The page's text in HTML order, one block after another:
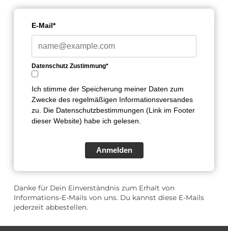
E-Mail*
Datenschutz Zustimmung*
Ich stimme der Speicherung meiner Daten zum
Zwecke des regelmäßigen Informationsversandes
zu. Die Datenschutzbestimmungen (Link im Footer
dieser Website) habe ich gelesen.
Anmelden
Danke für Dein Einverständnis zum Erhalt von
Informations-E-Mails von uns. Du kannst diese E-Mails
jederzeit abbestellen.